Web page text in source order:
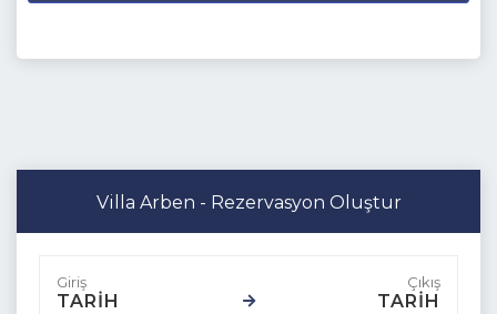
Villa Arben - Rezervasyon Oluştur
TARİH TARİH